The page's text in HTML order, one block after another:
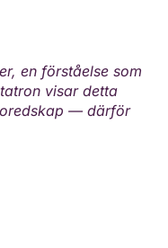
en förståelse som
visar detta
— därför